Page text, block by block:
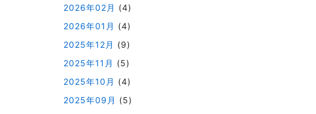
2026年02月 (4)
2026年01月 (4)
2025年12月 (9)
2025年11月 (5)
2025年10月 (4)
2025年09月 (5)